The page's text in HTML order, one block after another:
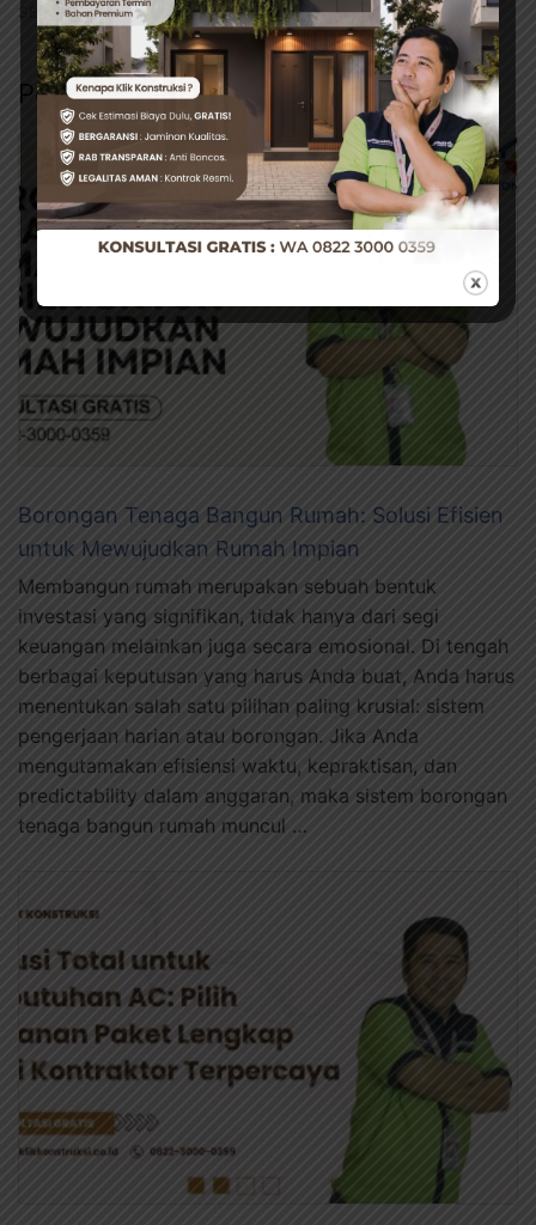
SET
#KITCHEN SET MURAH #KLIK KONSTRUKSI
Pos Terkait
Borongan Tenaga Bangun Rumah: Solusi Efisien
untuk Mewujudkan Rumah Impian
Membangun rumah merupakan sebuah bentuk
investasi yang signifikan, tidak hanya dari segi
keuangan melainkan juga secara emosional. Di tengah
berbagai keputusan yang harus Anda buat, Anda harus
menentukan salah satu pilihan paling krusial: sistem
pengerjaan harian atau borongan. Jika Anda
mengutamakan efisiensi waktu, kepraktisan, dan
predictability dalam anggaran, maka sistem borongan
tenaga bangun rumah muncul …